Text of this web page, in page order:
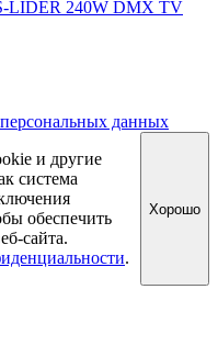
LIDER 240W DMX TV
данных
и другие
система
обеспечить
сайта.
.
Хорошо